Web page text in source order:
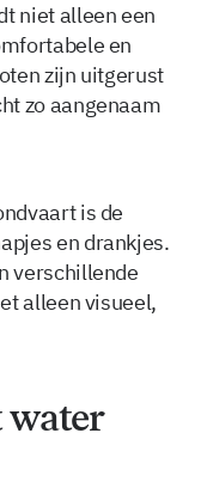
niet alleen een
en
zijn uitgerust
zo aangenaam
is de
en drankjes.
verschillende
alleen visueel,
water